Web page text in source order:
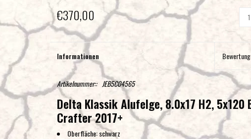
€370,00
Informationen
Artikelnummer:: JEB5C04565
Delta Klassik Alufelge, 8.0x17 H2, 5x120
Crafter 2017+
Oberfläche: schwarz